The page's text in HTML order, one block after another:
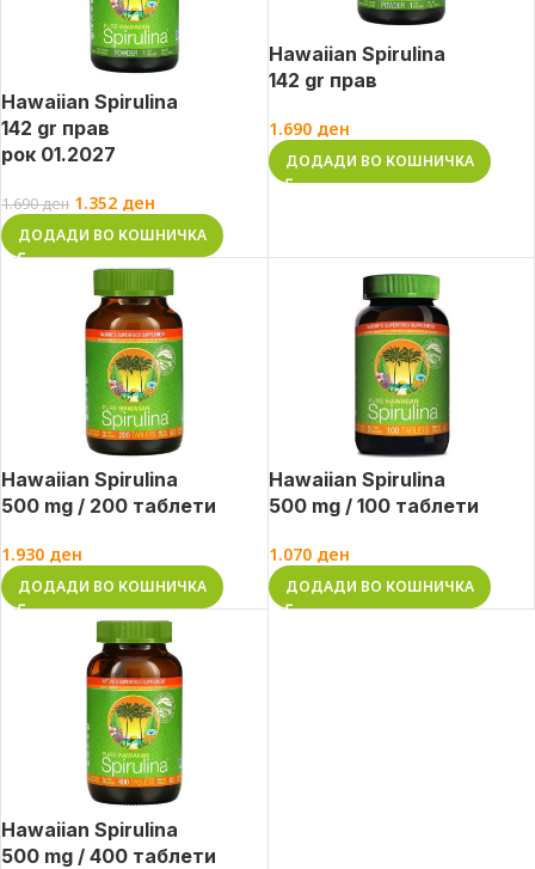
Hawaiian Spirulina
142 gr прав
рок 01.2027
1.690ден 1.352 ден
ДОДАДИ ВО КОШНИЧКА
Hawaiian Spirulina
142 gr прав
1.690 ден
ДОДАДИ ВО КОШНИЧКА
Hawaiian Spirulina
500 mg / 200 таблети
1.930 ден
ДОДАДИ ВО КОШНИЧКА
Hawaiian Spirulina
500 mg / 100 таблети
1.070 ден
ДОДАДИ ВО КОШНИЧКА
Hawaiian Spirulina
500 mg / 400 таблети